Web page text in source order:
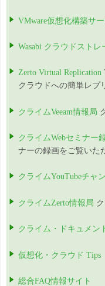
VMware仮想化構築サ
Wasabi クラウドストレ
Zerto Virtual Replication
クラウドへの簡単レプ
クライムVeeam情報局
クライムWebセミナー
ナーの録画をご覧いた
クライムYouTubeチャ
クライムZerto情報局
クライム・ドキュメン
仮想化・クラウド Tips
総合FAQ情報サイト